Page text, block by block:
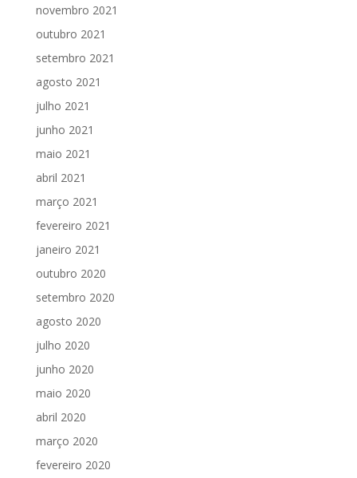
novembro 2021
outubro 2021
setembro 2021
agosto 2021
julho 2021
junho 2021
maio 2021
abril 2021
março 2021
fevereiro 2021
janeiro 2021
outubro 2020
setembro 2020
agosto 2020
julho 2020
junho 2020
maio 2020
abril 2020
março 2020
fevereiro 2020